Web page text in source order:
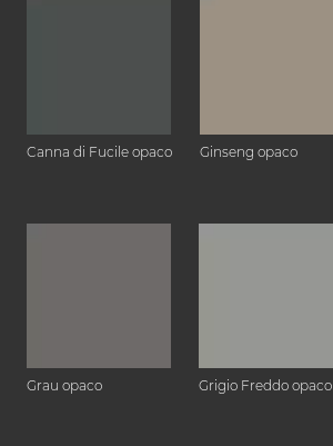
Canna di Fucile opaco Ginseng opaco
Grau opaco Grigio Freddo opaco